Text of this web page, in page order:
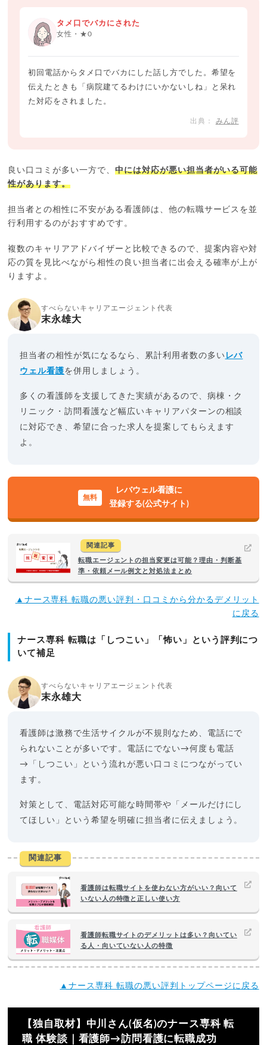
タメ口でバカにされた
女性・★0
初回電話からタメ口でバカにした話し方でした。希望を
伝えたときも「病院建てるわけにいかないしね」と呆れ
た対応をされました。
みん評
良い口コミが多い一方で、 中には対応が悪い担当者がいる可能
性があります。
担当者との相性に不安がある看護師は、他の転職サービスを並
行利用するのがおすすめです。
複数のキャリアアドバイザーと比較できるので、提案内容や対
応の質を見比べながら相性の良い担当者に出会える確率が上が
りますよ。
すべらないキャリアエージェント代表
末永雄大
担当者の相性が気になるなら、累計利用者数の多い レバ
ウェル看護を併用しましょう。
多くの看護師を支援してきた実績があるので、病棟・ク
リニック・訪問看護など幅広いキャリアパターンの相談
に対応でき、希望に合った求人を提案してもらえます
よ。
レバウェル看護に
登録する(公式サイト)
関連記事
転職エージェントの担当変更は可能？理由・判断基
準・依頼メール例文と対処法まとめ
▲ナース専科 転職の悪い評判・口コミから分かるデメリット
に戻る
ナース専科 転職は「しつこい」「怖い」という評判につ
いて補足
すべらないキャリアエージェント代表
末永雄大
看護師は激務で生活サイクルが不規則なため、電話にで
られないことが多いです。電話にでない→何度も電話
→「しつこい」という流れが悪い口コミにつながってい
ます。
対策として、電話対応可能な時間帯や「メールだけにし
てほしい」という希望を明確に担当者に伝えましょう。
関連記事
看護師は転職サイトを使わない方がいい？向いて
いない人の特徴と正しい使い方
看護師転職サイトのデメリットは多い？向いてい
る人・向いていない人の特徴
▲ナース専科 転職の悪い評判トップページに戻る
【独自取材】中川さん(仮名)のナース専科 転
職 体験談｜看護師→訪問看護に転職成功